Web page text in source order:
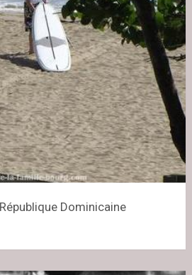
Dominicaine